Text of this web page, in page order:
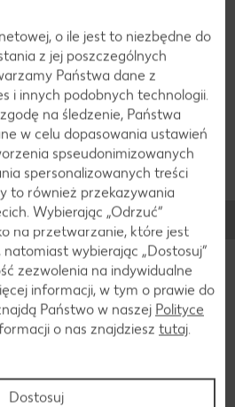
sposób zachowują trwałość do
o ile jest to niezbędne do
z jej poszczególnych
Państwa dane z
i innych podobnych technologii.
na śledzenie, Państwa
w celu dopasowania ustawień
spseudonimizowanych
spersonalizowanych treści
to również przekazywania
Wybierając „Odrzuć“
na przetwarzanie, które jest
wybierając „Dostosuj”
zezwolenia na indywidualne
informacji, w tym o prawie do
Państwo w naszej Polityce
o nas znajdziesz tutaj.
Dostosuj